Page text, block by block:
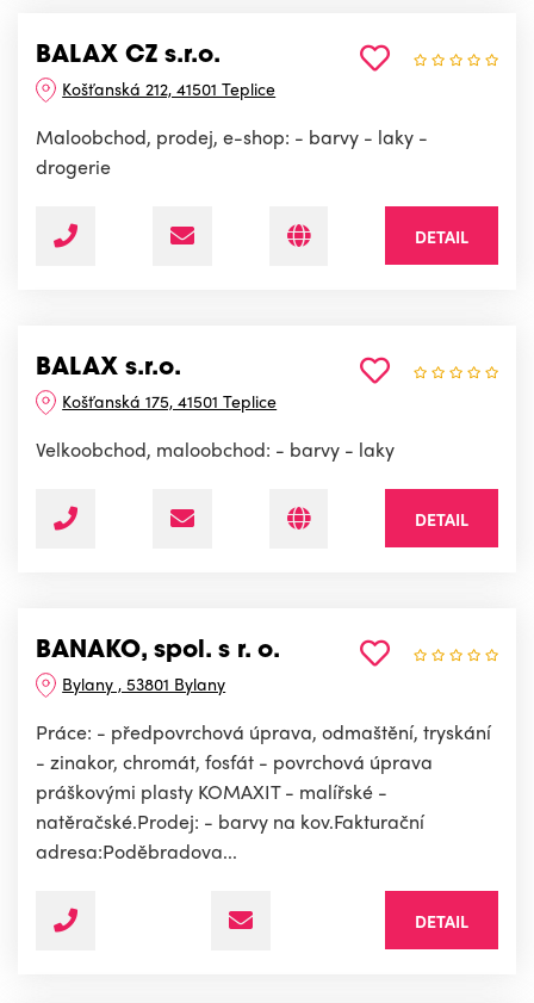
BALAX CZ s.r.o.
Košťanská 212, 41501 Teplice
Maloobchod, prodej, e-shop: - barvy - laky -
drogerie
DETAIL
BALAX s.r.o.
Košťanská 175, 41501 Teplice
Velkoobchod, maloobchod: - barvy - laky
DETAIL
BANAKO, spol. s r. o.
Bylany , 53801 Bylany
Práce: - předpovrchová úprava, odmaštění, tryskání
- zinakor, chromát, fosfát - povrchová úprava
práškovými plasty KOMAXIT - malířské -
natěračské.Prodej: - barvy na kov.Fakturační
adresa:Poděbradova...
DETAIL